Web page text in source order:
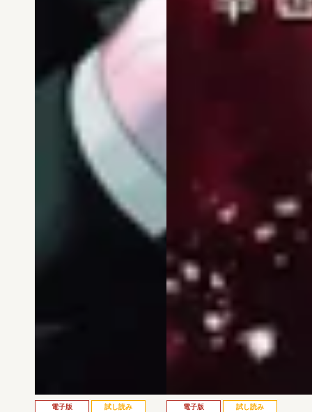
電子版 試し読み 電子版 試し読み